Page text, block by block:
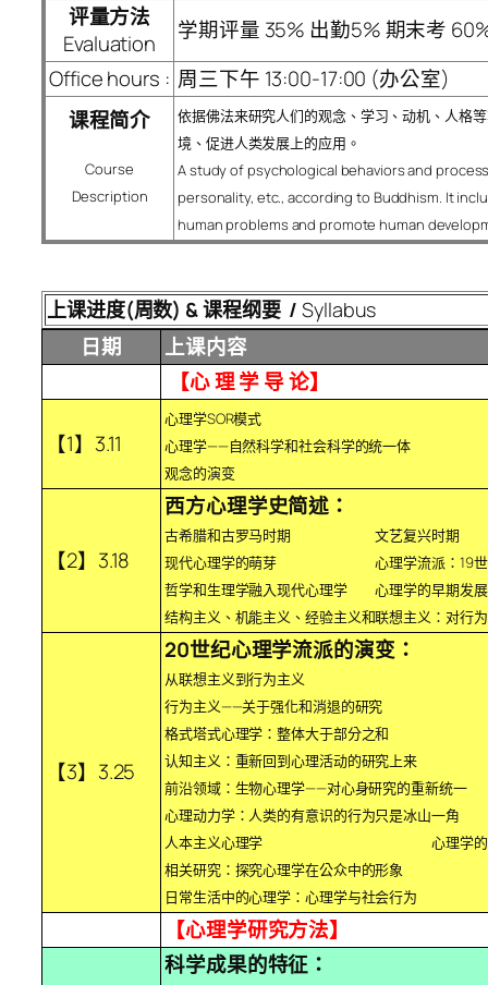
评量方法
Evaluation
学期评量 35% 出勤5% 期末考
Office hours : 周三下午 13:00-17:00 (办公室)
课程简介
Course
Description
依据佛法来研究人们的观念、学习、动机、人格
境、促进人类发展上的应用。
A study of psychological behaviors and
personality, etc., according to Buddhism. It
human problems and promote human
上课进度(周数) & 课程纲要 / Syllabus
日期
上课内容
【心 理 学 导 论】
【1】3.11
心理学SOR模式
心理学——自然科学和社会科学的统一体
观念的演变
【2】3.18
西方心理学史简述：
古希腊和古罗马时期 文艺复兴时期
现代心理学的萌芽 心理学流派：19世纪
哲学和生理学融入现代心理学 心理学的早期发展
结构主义、机能主义、经验主义和联想主义：对行
【3】3.25
20世纪心理学流派的演变：
从联想主义到行为主义
行为主义——关于强化和消退的研究
格式塔式心理学：整体大于部分之和
认知主义：重新回到心理活动的研究上来
前沿领域：生物心理学——对心身研究的重新统一
心理动力学：人类的有意识的行为只是冰山一角
人本主义心理学 心理学的研
相关研究：探究心理学在公众中的形象
日常生活中的心理学：心理学与社会行为
【心理学研究方法】
科学成果的特征：